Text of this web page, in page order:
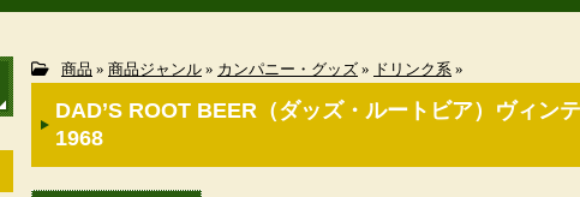
商品 » 商品ジャンル » カンパニー・グッズ » ドリンク系 »
DAD’S ROOT BEER（ダッズ・ルートビア）ヴィン
1968